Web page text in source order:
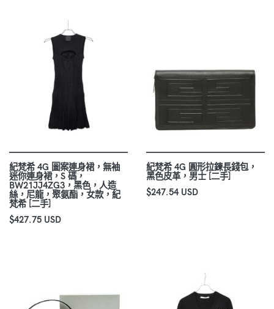
紀梵希 4G 圖案連身裙，無袖
迷你連身裙，S 碼，
BW21JJ4ZG3，黑色，人造
絲，尼龍，聚氨酯，女款，紀
梵希 [二手]
$427.75 USD
紀梵希 4G 圓形拉鍊長錢包，
黑色皮革，男士 [二手]
$247.54 USD